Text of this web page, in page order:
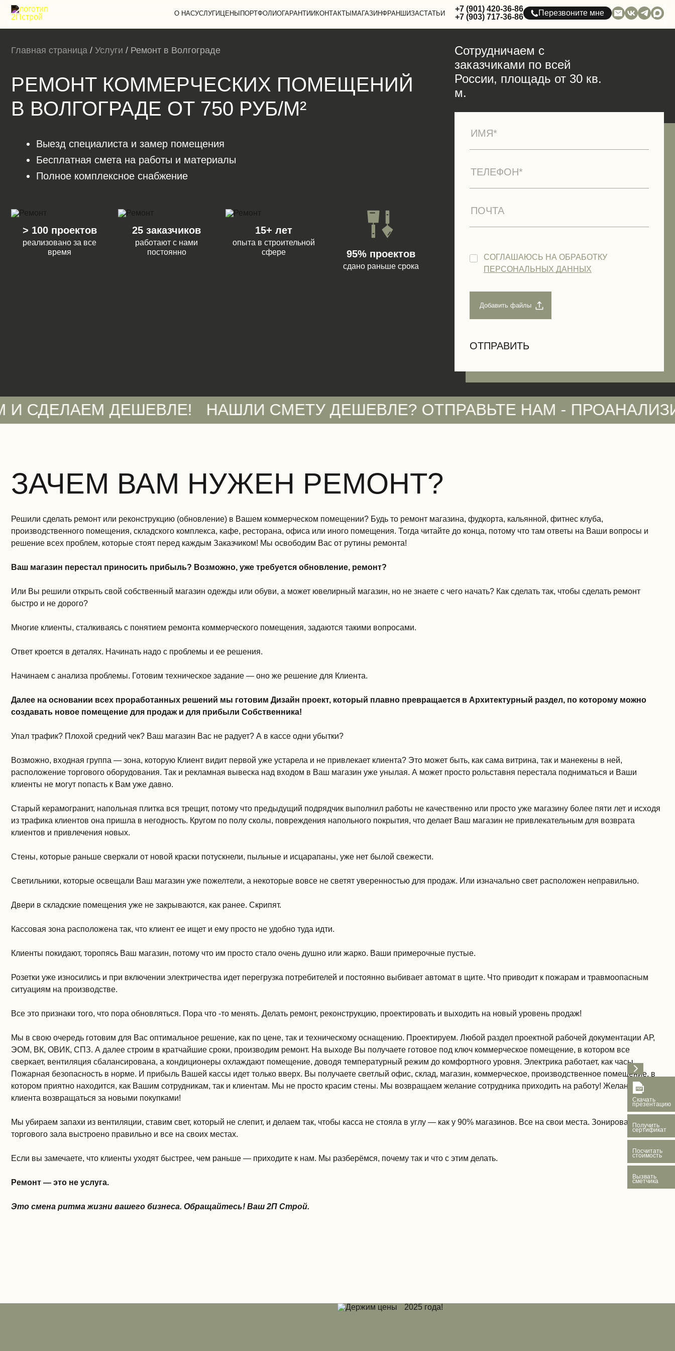
О НАСУСЛУГИЦЕНЫПОРТФОЛИОГАРАНТИИКОНТАКТЫМАГАЗИНФРАНШИЗАСТАТЬИ
+7 (901) 420-36-86
+7 (903) 717-36-86
Перезвоните мне
Главная страница / Услуги / Ремонт в Волгограде
РЕМОНТ КОММЕРЧЕСКИХ ПОМЕЩЕНИЙ
В ВОЛГОГРАДЕ ОТ 750 РУБ/М²
Выезд специалиста и замер помещения
Бесплатная смета на работы и материалы
Полное комплексное снабжение
> 100 проектов
реализовано за все
время
25 заказчиков
работают с нами
постоянно
15+ лет
опыта в строительной
сфере
95% проектов
сдано раньше срока
Сотрудничаем с
заказчиками по всей
России, площадь от 30 кв.
м.
СОГЛАШАЮСЬ НА ОБРАБОТКУ
ПЕРСОНАЛЬНЫХ ДАННЫХ
ДЕШЕВЛЕ! НАШЛИ СМЕТУ ДЕШЕВЛЕ? ОТПРАВЬТЕ НАМ -
ЗАЧЕМ ВАМ НУЖЕН РЕМОНТ?
Решили сделать ремонт или реконструкцию (обновление) в Вашем коммерческом помещении? Будь то ремонт магазина, фудкорта, кальянной, фитнес клуба,
производственного помещения, складского комплекса, кафе, ресторана, офиса или иного помещения. Тогда читайте до конца, потому что там ответы на Ваши вопросы и
решение всех проблем, которые стоят перед каждым Заказчиком! Мы освободим Вас от рутины ремонта!
Ваш магазин перестал приносить прибыль? Возможно, уже требуется обновление, ремонт?
Или Вы решили открыть свой собственный магазин одежды или обуви, а может ювелирный магазин, но не знаете с чего начать? Как сделать так, чтобы сделать ремонт
быстро и не дорого?
Многие клиенты, сталкиваясь с понятием ремонта коммерческого помещения, задаются такими вопросами.
Ответ кроется в деталях. Начинать надо с проблемы и ее решения.
Начинаем с анализа проблемы. Готовим техническое задание — оно же решение для Клиента.
Далее на основании всех проработанных решений мы готовим Дизайн проект, который плавно превращается в Архитектурный раздел, по которому можно
создавать новое помещение для продаж и для прибыли Собственника!
Упал трафик? Плохой средний чек? Ваш магазин Вас не радует? А в кассе одни убытки?
Возможно, входная группа — зона, которую Клиент видит первой уже устарела и не привлекает клиента? Это может быть, как сама витрина, так и манекены в ней,
расположение торгового оборудования. Так и рекламная вывеска над входом в Ваш магазин уже унылая. А может просто рольставня перестала подниматься и Ваши
клиенты не могут попасть к Вам уже давно.
Старый керамогранит, напольная плитка вся трещит, потому что предыдущий подрядчик выполнил работы не качественно или просто уже магазину более пяти лет и исходя
из трафика клиентов она пришла в негодность. Кругом по полу сколы, повреждения напольного покрытия, что делает Ваш магазин не привлекательным для возврата
клиентов и привлечения новых.
Стены, которые раньше сверкали от новой краски потускнели, пыльные и исцарапаны, уже нет былой свежести.
Светильники, которые освещали Ваш магазин уже пожелтели, а некоторые вовсе не светят уверенностью для продаж. Или изначально свет расположен неправильно.
Двери в складские помещения уже не закрываются, как ранее. Скрипят.
Кассовая зона расположена так, что клиент ее ищет и ему просто не удобно туда идти.
Клиенты покидают, торопясь Ваш магазин, потому что им просто стало очень душно или жарко. Ваши примерочные пустые.
Розетки уже износились и при включении электричества идет перегрузка потребителей и постоянно выбивает автомат в щите. Что приводит к пожарам и травмоопасным
ситуациям на производстве.
Все это признаки того, что пора обновляться. Пора что -то менять. Делать ремонт, реконструкцию, проектировать и выходить на новый уровень продаж!
Мы в свою очередь готовим для Вас оптимальное решение, как по цене, так и техническому оснащению. Проектируем. Любой раздел проектной рабочей документации АР,
ЭОМ, ВК, ОВИК, СПЗ. А далее строим в кратчайшие сроки, производим ремонт. На выходе Вы получаете готовое под ключ коммерческое помещение, в котором все
сверкает, вентиляция сбалансирована, а кондиционеры охлаждают помещение, доводя температурный режим до комфортного уровня. Электрика работает, как часы.
Пожарная безопасность в норме. И прибыль Вашей кассы идет только вверх. Вы получаете светлый офис, склад, магазин, коммерческое, производственное помещение, в
котором приятно находится, как Вашим сотрудникам, так и клиентам. Мы не просто красим стены. Мы возвращаем желание сотрудника приходить на работу! Желание
клиента возвращаться за новыми покупками!
Мы убираем запахи из вентиляции, ставим свет, который не слепит, и делаем так, чтобы касса не стояла в углу — как у 90% магазинов. Все на свои места. Зонирование
торгового зала выстроено правильно и все на своих местах.
Если вы замечаете, что клиенты уходят быстрее, чем раньше — приходите к нам. Мы разберёмся, почему так и что с этим делать.
Ремонт — это не услуга.
Это смена ритма жизни вашего бизнеса. Обращайтесь! Ваш 2П Строй.
Скачать
презентацию
Получить
сертификат
Посчитать
стоимость
Вызвать
сметчика